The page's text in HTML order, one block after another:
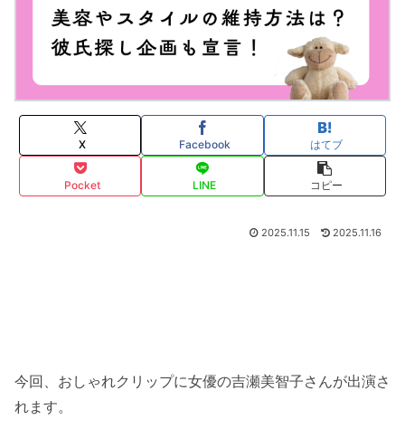
X Facebook はてブ
Pocket LINE コピー
2025.11.15 2025.11.16
今回、おしゃれクリップに女優の吉瀬美智子さんが出演さ
れます。